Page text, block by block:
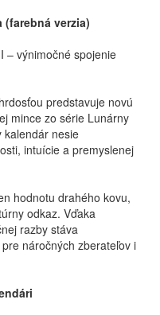
(farebná verzia)
– výnimočné spojenie
predstavuje novú
mince zo série Lunárny
kalendár nesie
intuície a premyslenej
hodnotu drahého kovu,
odkaz. Vďaka
razby stáva
náročných zberateľov i